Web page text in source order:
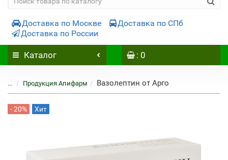
Доставка по Москве
Доставка по СПб
Доставка по России
Каталог : 0
... Продукция Апифарм Вазолептин от Арго
- 20% Хит